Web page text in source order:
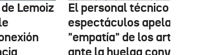
Lemoiz
El personal técnico de
espectáculos apela a la
"empatía" de los artistas
ante la huelga convocada